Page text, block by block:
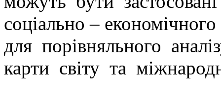
соціально –
для порівняльного
карти світу та